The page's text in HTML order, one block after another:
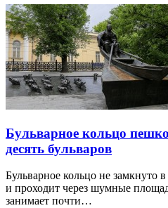
Бульварное кольцо
десять бульваров
Бульварное кольцо не замкнуто
и проходит через шумные
занимает почти…